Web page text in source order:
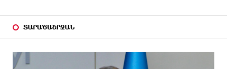
ՏԱՐԱԾԱՇՐՋԱՆ